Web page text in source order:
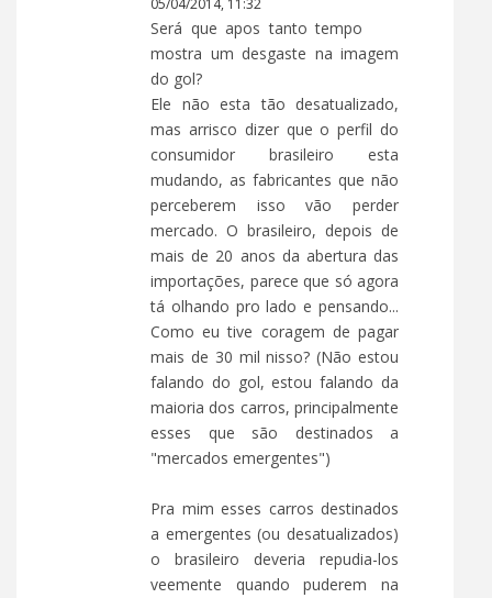
05/04/2014, 11:32
Será que apos tanto tempo
mostra um desgaste na imagem
do gol?
Ele não esta tão desatualizado,
mas arrisco dizer que o perfil do
consumidor brasileiro esta
mudando, as fabricantes que não
perceberem isso vão perder
mercado. O brasileiro, depois de
mais de 20 anos da abertura das
importações, parece que só agora
tá olhando pro lado e pensando...
Como eu tive coragem de pagar
mais de 30 mil nisso? (Não estou
falando do gol, estou falando da
maioria dos carros, principalmente
esses que são destinados a
"mercados emergentes")
Pra mim esses carros destinados
a emergentes (ou desatualizados)
o brasileiro deveria repudia-los
veemente quando puderem na